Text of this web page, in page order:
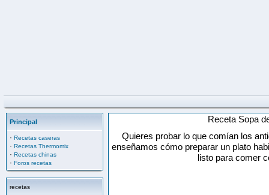
Principal
· Recetas caseras
· Recetas Thermomix
· Recetas chinas
· Foros recetas
recetas
Receta Sopa
Quieres probar lo que comían los
enseñamos cómo preparar un plato
listo para comer